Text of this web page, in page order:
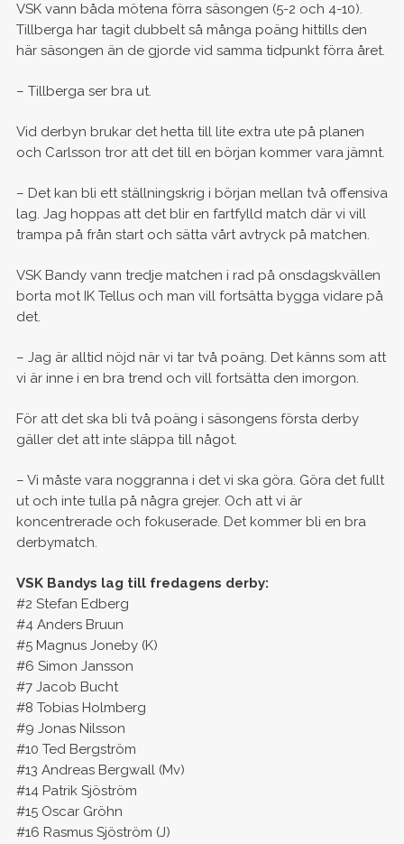
VSK vann båda mötena förra säsongen (5-2 och 4-10).
Tillberga har tagit dubbelt så många poäng hittills den
här säsongen än de gjorde vid samma tidpunkt förra året.
– Tillberga ser bra ut.
Vid derbyn brukar det hetta till lite extra ute på planen
och Carlsson tror att det till en början kommer vara jämnt.
– Det kan bli ett ställningskrig i början mellan två offensiva
lag. Jag hoppas att det blir en fartfylld match där vi vill
trampa på från start och sätta vårt avtryck på matchen.
VSK Bandy vann tredje matchen i rad på onsdagskvällen
borta mot IK Tellus och man vill fortsätta bygga vidare på
det.
– Jag är alltid nöjd när vi tar två poäng. Det känns som att
vi är inne i en bra trend och vill fortsätta den imorgon.
För att det ska bli två poäng i säsongens första derby
gäller det att inte släppa till något.
– Vi måste vara noggranna i det vi ska göra. Göra det fullt
ut och inte tulla på några grejer. Och att vi är
koncentrerade och fokuserade. Det kommer bli en bra
derbymatch.
VSK Bandys lag till fredagens derby:
#2 Stefan Edberg
#4 Anders Bruun
#5 Magnus Joneby (K)
#6 Simon Jansson
#7 Jacob Bucht
#8 Tobias Holmberg
#9 Jonas Nilsson
#10 Ted Bergström
#13 Andreas Bergwall (Mv)
#14 Patrik Sjöström
#15 Oscar Gröhn
#16 Rasmus Sjöström (J)